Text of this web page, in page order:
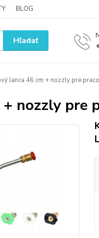
BLOG
Hľadať
lanca 46 cm + nozzly pre
nozzly pre